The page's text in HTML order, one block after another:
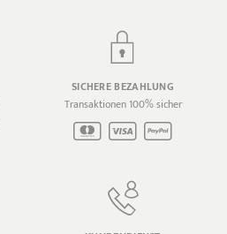
SICHERE BEZAHLUNG
Transaktionen 100% sicher